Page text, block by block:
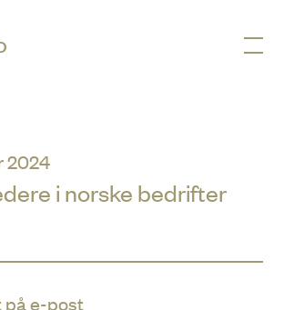
i norske bedrifter
2024
på e-post